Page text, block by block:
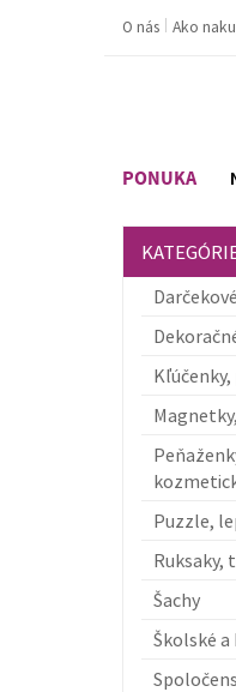
O nás Ako
PONUKA
Puzzle,
Ruksaky,
Šachy
Školské